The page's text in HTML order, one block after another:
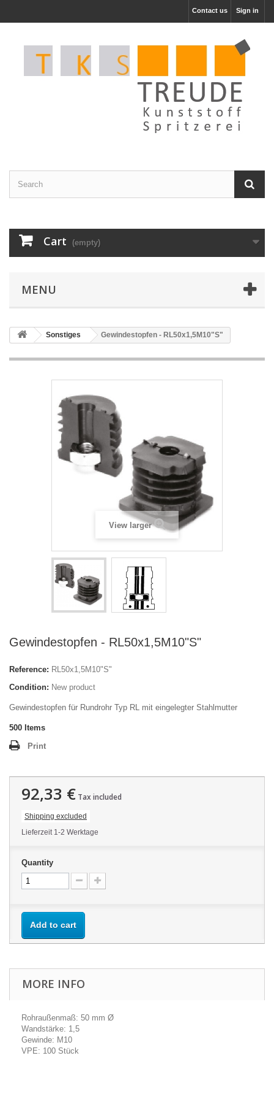
Sign in
Contact us
Cart (empty)
MENU
Sonstiges Gewindestopfen - RL50x1,5M10"S"
View larger
Gewindestopfen - RL50x1,5M10"S"
Reference: RL50x1,5M10"S"
Condition: New product
Gewindestopfen für Rundrohr Typ RL mit eingelegter Stahlmutter
500 Items
Print
92,33 € Tax included
Shipping excluded
Lieferzeit 1-2 Werktage
Quantity
Add to cart
MORE INFO
Rohraußenmaß: 50 mm Ø
Wandstärke: 1,5
Gewinde: M10
VPE: 100 Stück